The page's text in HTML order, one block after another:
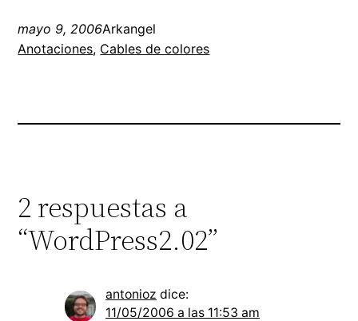
mayo 9, 2006Arkangel
Anotaciones, Cables de colores
2 respuestas a
“WordPress2.02”
antonioz dice:
11/05/2006 a las 11:53 am